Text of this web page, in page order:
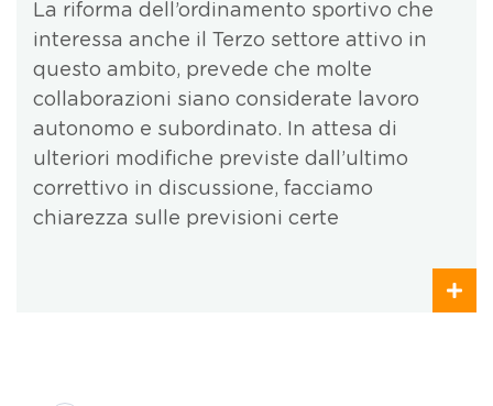
La riforma dell’ordinamento sportivo che
interessa anche il Terzo settore attivo in
questo ambito, prevede che molte
collaborazioni siano considerate lavoro
autonomo e subordinato. In attesa di
ulteriori modifiche previste dall’ultimo
correttivo in discussione, facciamo
chiarezza sulle previsioni certe